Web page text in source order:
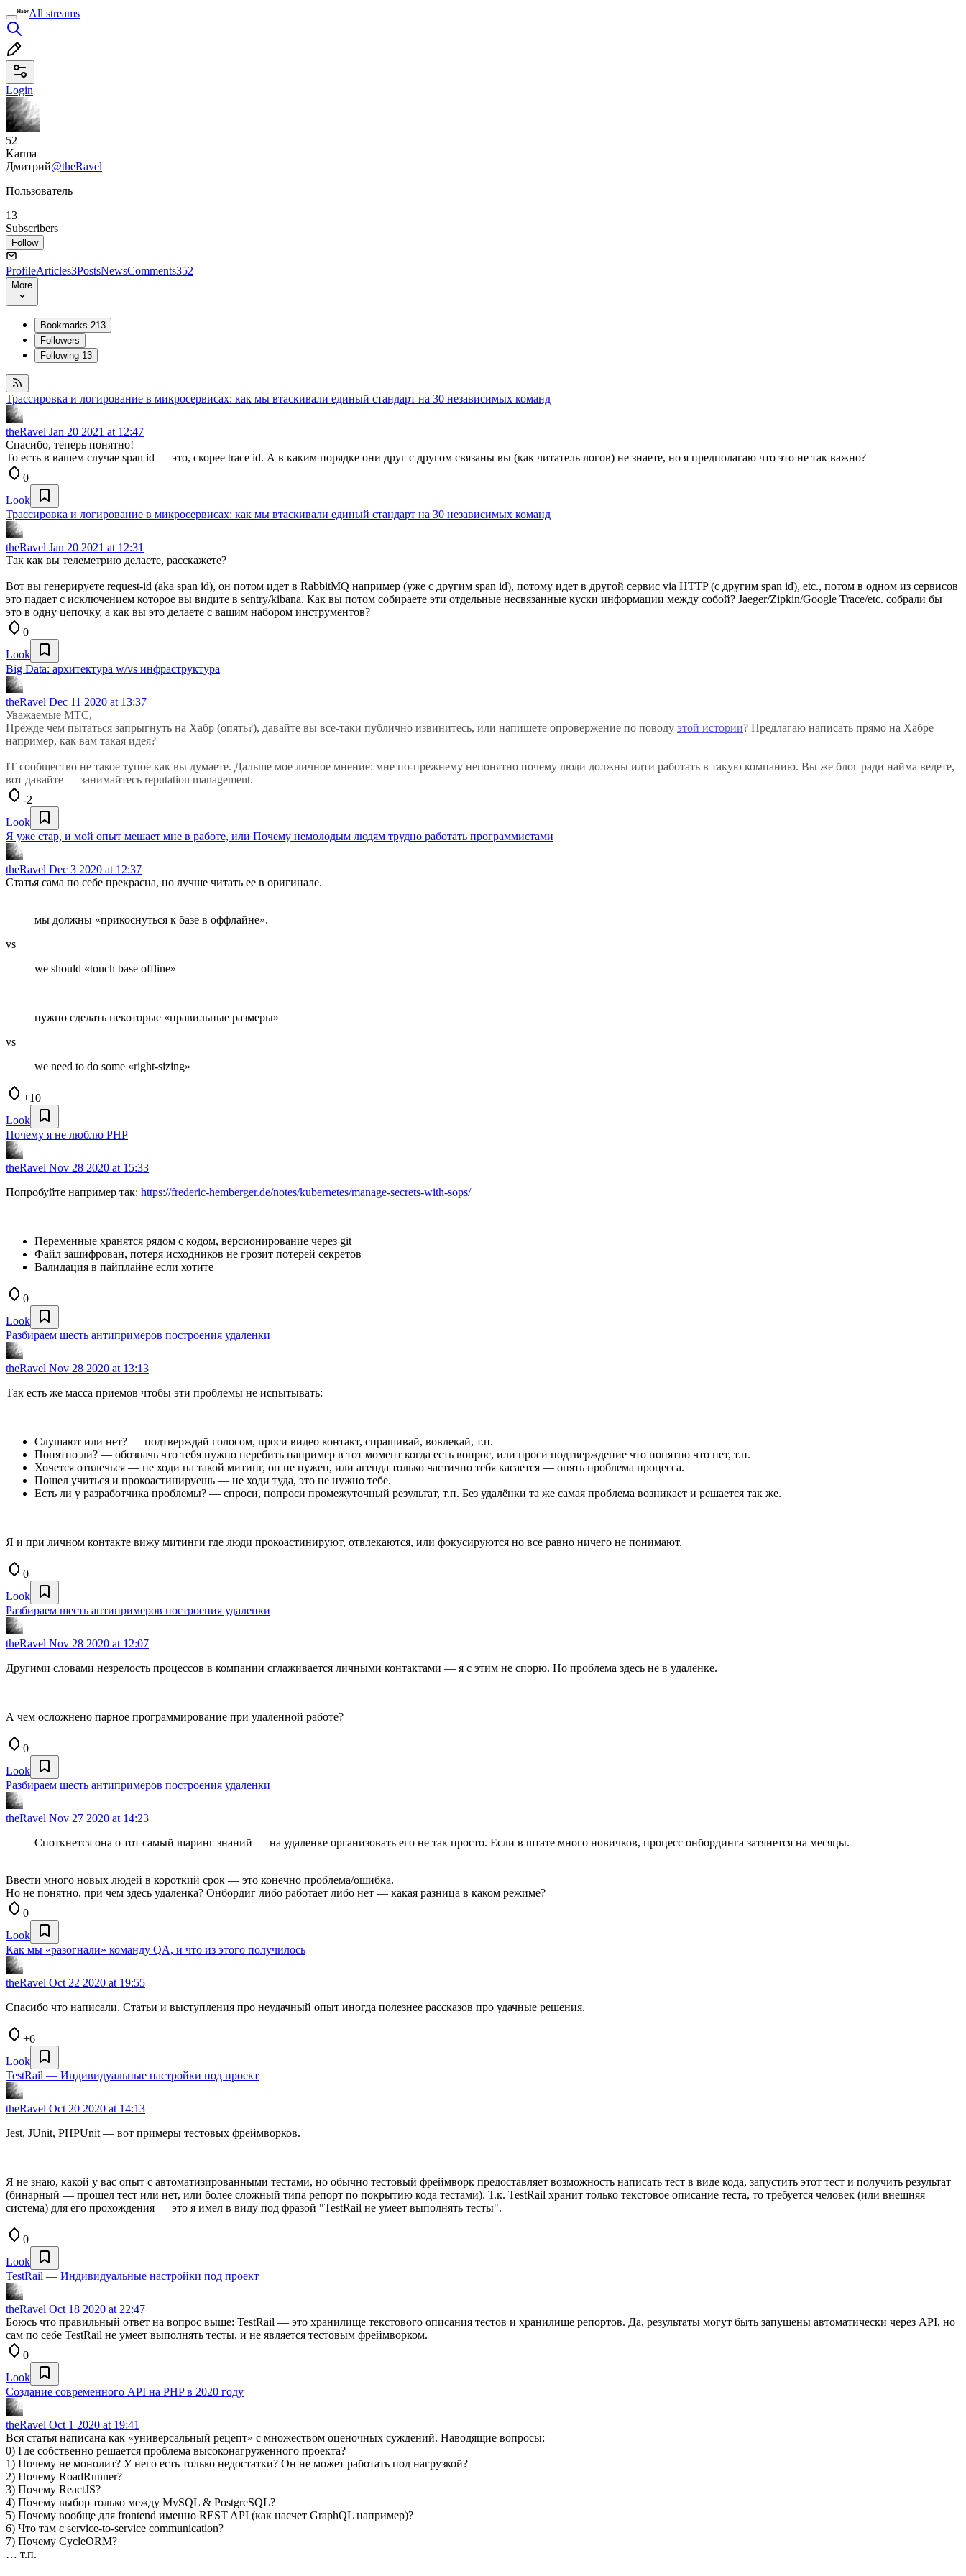
All streams
Login
52
Karma
Дмитрий@theRavel
Пользователь
13
Subscribers
Follow
ProfileArticles3PostsNewsComments352
More
Bookmarks 213
Followers
Following 13
Трассировка и логирование в микросервисах: как мы втаскивали единый стандарт на 30 независимых команд
theRavel Jan 20 2021 at 12:47
Спасибо, теперь понятно!
То есть в вашем случае span id — это, скорее trace id. А в каким порядке они друг с другом связаны вы (как читатель логов) не знаете, но я предполагаю что это не так важно?
0
Look
Трассировка и логирование в микросервисах: как мы втаскивали единый стандарт на 30 независимых команд
theRavel Jan 20 2021 at 12:31
Так как вы телеметрию делаете, расскажете?
Вот вы генерируете request-id (aka span id), он потом идет в RabbitMQ например (уже с другим span id), потому идет в другой сервис via HTTP (с другим span id), etc., потом в одном из сервисов
это падает с исключением которое вы видите в sentry/kibana. Как вы потом собираете эти отдельные несвязанные куски информации между собой? Jaeger/Zipkin/Google Trace/etc. собрали бы
это в одну цепочку, а как вы это делаете с вашим набором инструментов?
0
Look
Big Data: архитектура w/vs инфраструктура
theRavel Dec 11 2020 at 13:37
Уважаемые МТС,
Прежде чем пытаться запрыгнуть на Хабр (опять?), давайте вы все-таки публично извинитесь, или напишете опровержение по поводу этой истории? Предлагаю написать прямо на Хабре
например, как вам такая идея?
IT сообщество не такое тупое как вы думаете. Дальше мое личное мнение: мне по-прежнему непонятно почему люди должны идти работать в такую компанию. Вы же блог ради найма ведете,
вот давайте — занимайтесь reputation management.
-2
Look
Я уже стар, и мой опыт мешает мне в работе, или Почему немолодым людям трудно работать программистами
theRavel Dec 3 2020 at 12:37
Статья сама по себе прекрасна, но лучше читать ее в оригинале.
мы должны «прикоснуться к базе в оффлайне».
vs
we should «touch base offline»
нужно сделать некоторые «правильные размеры»
vs
we need to do some «right-sizing»
+10
Look
Почему я не люблю PHP
theRavel Nov 28 2020 at 15:33
Попробуйте например так: https://frederic-hemberger.de/notes/kubernetes/manage-secrets-with-sops/
Переменные хранятся рядом с кодом, версионирование через git
Файл зашифрован, потеря исходников не грозит потерей секретов
Валидация в пайплайне если хотите
0
Look
Разбираем шесть антипримеров построения удаленки
theRavel Nov 28 2020 at 13:13
Так есть же масса приемов чтобы эти проблемы не испытывать:
Слушают или нет? — подтверждай голосом, проси видео контакт, спрашивай, вовлекай, т.п.
Понятно ли? — обозначь что тебя нужно перебить например в тот момент когда есть вопрос, или проси подтверждение что понятно что нет, т.п.
Хочется отвлечься — не ходи на такой митинг, он не нужен, или агенда только частично тебя касается — опять проблема процесса.
Пошел учиться и прокоастинируешь — не ходи туда, это не нужно тебе.
Есть ли у разработчика проблемы? — спроси, попроси промежуточный результат, т.п. Без удалёнки та же самая проблема возникает и решается так же.
Я и при личном контакте вижу митинги где люди прокоастинируют, отвлекаются, или фокусируются но все равно ничего не понимают.
0
Look
Разбираем шесть антипримеров построения удаленки
theRavel Nov 28 2020 at 12:07
Другими словами незрелость процессов в компании сглаживается личными контактами — я с этим не спорю. Но проблема здесь не в удалёнке.
А чем осложнено парное программирование при удаленной работе?
0
Look
Разбираем шесть антипримеров построения удаленки
theRavel Nov 27 2020 at 14:23
Споткнется она о тот самый шаринг знаний — на удаленке организовать его не так просто. Если в штате много новичков, процесс онбординга затянется на месяцы.
Ввести много новых людей в короткий срок — это конечно проблема/ошибка.
Но не понятно, при чем здесь удаленка? Онбордиг либо работает либо нет — какая разница в каком режиме?
0
Look
Как мы «разогнали» команду QA, и что из этого получилось
theRavel Oct 22 2020 at 19:55
Спасибо что написали. Статьи и выступления про неудачный опыт иногда полезнее рассказов про удачные решения.
+6
Look
TestRail — Индивидуальные настройки под проект
theRavel Oct 20 2020 at 14:13
Jest, JUnit, PHPUnit — вот примеры тестовых фреймворков.
Я не знаю, какой у вас опыт с автоматизированными тестами, но обычно тестовый фреймворк предоставляет возможность написать тест в виде кода, запустить этот тест и получить результат
(бинарный — прошел тест или нет, или более сложный типа репорт по покрытию кода тестами). Т.к. TestRail хранит только текстовое описание теста, то требуется человек (или внешняя
система) для его прохождения — это я имел в виду под фразой "TestRail не умеет выполнять тесты".
0
Look
TestRail — Индивидуальные настройки под проект
theRavel Oct 18 2020 at 22:47
Боюсь что правильный ответ на вопрос выше: TestRail — это хранилище текстового описания тестов и хранилище репортов. Да, результаты могут быть запушены автоматически через API, но
сам по себе TestRail не умеет выполнять тесты, и не является тестовым фреймворком.
0
Look
Создание современного API на PHP в 2020 году
theRavel Oct 1 2020 at 19:41
Вся статья написана как «универсальный рецепт» с множеством оценочных суждений. Наводящие вопросы:
0) Где собственно решается проблема высоконагруженного проекта?
1) Почему не монолит? У него есть только недостатки? Он не может работать под нагрузкой?
2) Почему RoadRunner?
3) Почему ReactJS?
4) Почему выбор только между MySQL & PostgreSQL?
5) Почему вообще для frontend именно REST API (как насчет GraphQL например)?
6) Что там с service-to-service communication?
7) Почему CycleORM?
… т.п.